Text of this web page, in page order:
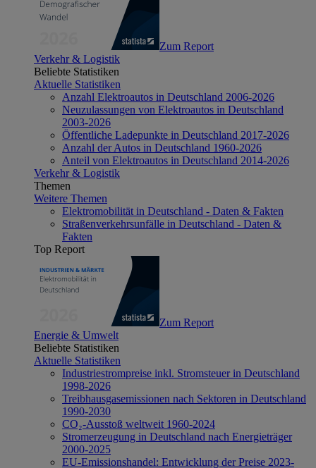
Zum Report
Verkehr & Logistik
Beliebte Statistiken
Aktuelle Statistiken
Anzahl Elektroautos in Deutschland 2006-2026
Neuzulassungen von Elektroautos in Deutschland
2003-2026
Öffentliche Ladepunkte in Deutschland 2017-2026
Anzahl der Autos in Deutschland 1960-2026
Anteil von Elektroautos in Deutschland 2014-2026
Verkehr & Logistik
Themen
Weitere Themen
Elektromobilität in Deutschland - Daten & Fakten
Straßenverkehrsunfälle in Deutschland - Daten &
Fakten
Top Report
Zum Report
Energie & Umwelt
Beliebte Statistiken
Aktuelle Statistiken
Industriestrompreise inkl. Stromsteuer in Deutschland
1998-2026
Treibhausgasemissionen nach Sektoren in Deutschland
1990-2030
CO₂-Ausstoß weltweit 1960-2024
Stromerzeugung in Deutschland nach Energieträger
2000-2025
EU-Emissionshandel: Entwicklung der Preise 2023-